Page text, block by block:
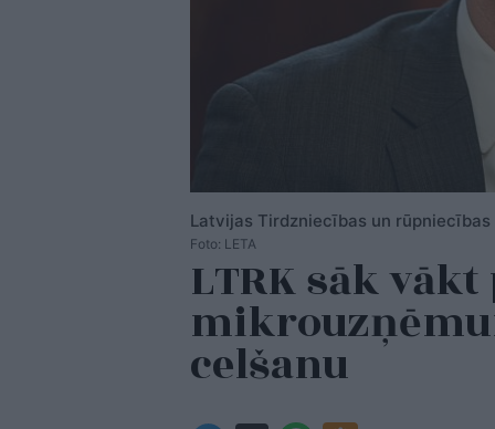
Latvijas Tirdzniecības un rūpniecības
Foto: LETA
LTRK sāk
celšanu